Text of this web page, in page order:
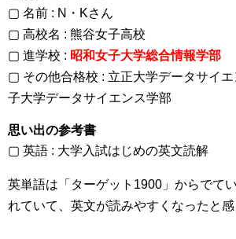
▢ 名前 : N・Kさん
▢ 高校名 : 熊谷女子高校
▢ 進学校 : 昭和女子大学総合情報学部
▢ その他合格校 : 立正大学データサイ
子大学データサイエンス学部
思い出の参考書
▢ 英語 : 大学入試はじめの英文読解
英単語は「ターゲット1900」からでて
れていて、英文が読みやすくなったと感